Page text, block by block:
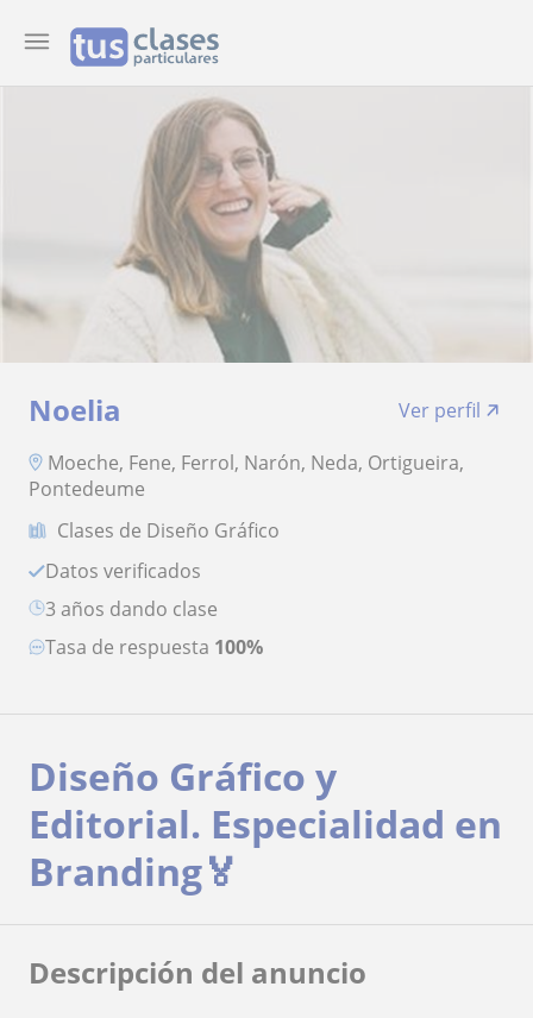
Noelia
Ver perfil
Moeche, Fene, Ferrol, Narón, Neda, Ortigueira,
Pontedeume
Clases de Diseño Gráfico
Datos verificados
3 años dando clase
Tasa de respuesta 100%
Diseño Gráfico y
Editorial. Especialidad en
Branding🏅
Descripción del anuncio